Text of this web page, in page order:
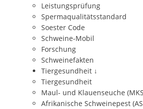
Leistungsprüfung
Spermaqualitätsstandard
Soester Code
Schweine-Mobil
Forschung
Schweinefakten
Tiergesundheit ↓
Tiergesundheit
Maul- und Klauenseuche
Afrikanische Schweinepest